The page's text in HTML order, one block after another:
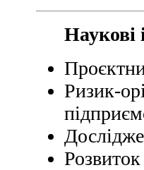
Наукові
П
Ризик-